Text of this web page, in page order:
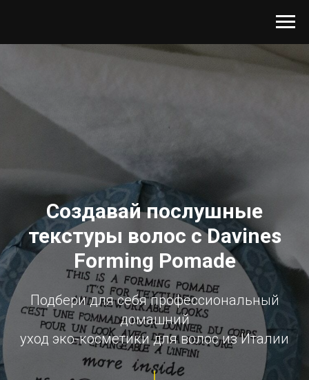
Создавай послушные
текстуры волос с Davines
Forming Pomade
Подбери для себя профессиональный
домашний
уход эко-косметики для волос из Италии